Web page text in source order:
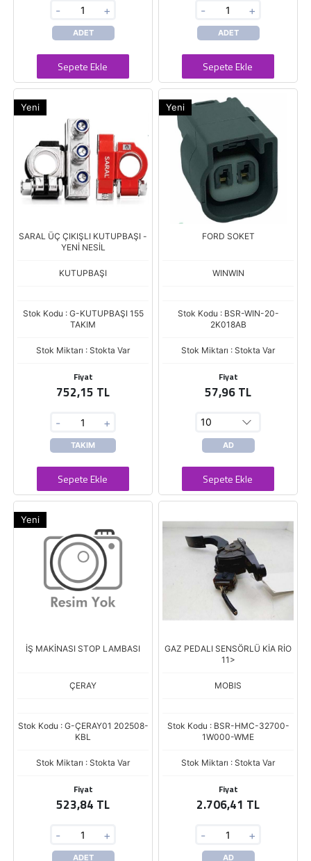
- +
ADET
Sepete Ekle
- +
ADET
Sepete Ekle
Yeni
SARAL ÜÇ ÇIKIŞLI KUTUPBAŞI -
YENİ NESİL
KUTUPBAŞI
Stok Kodu : G-KUTUPBAŞI 155
TAKIM
Stok Miktarı : Stokta Var
Fiyat
752,15 TL
- +
TAKIM
Sepete Ekle
Yeni
FORD SOKET
WINWIN
Stok Kodu : BSR-WIN-20-
2K018AB
Stok Miktarı : Stokta Var
Fiyat
57,96 TL
AD
Sepete Ekle
Yeni
İŞ MAKİNASI STOP LAMBASI
ÇERAY
Stok Kodu : G-ÇERAY01 202508-
KBL
Stok Miktarı : Stokta Var
Fiyat
523,84 TL
- +
ADET
GAZ PEDALI SENSÖRLÜ KİA RİO
11>
MOBIS
Stok Kodu : BSR-HMC-32700-
1W000-WME
Stok Miktarı : Stokta Var
Fiyat
2.706,41 TL
- +
AD